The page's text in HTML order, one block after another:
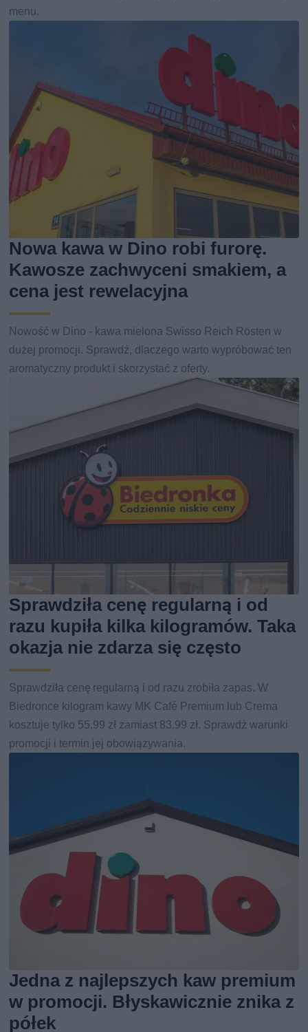
menu.
Nowa kawa w Dino robi furorę.
Kawosze zachwyceni smakiem, a
cena jest rewelacyjna
Nowość w Dino - kawa mielona Swisso Reich Rösten w
dużej promocji. Sprawdź, dlaczego warto wypróbować ten
aromatyczny produkt i skorzystać z oferty.
Sprawdziła cenę regularną i od
razu kupiła kilka kilogramów. Taka
okazja nie zdarza się często
Sprawdziła cenę regularną i od razu zrobiła zapas. W
Biedronce kilogram kawy MK Café Premium lub Crema
kosztuje tylko 55,99 zł zamiast 83,99 zł. Sprawdź warunki
promocji i termin jej obowiązywania.
Jedna z najlepszych kaw premium
w promocji. Błyskawicznie znika z
półek